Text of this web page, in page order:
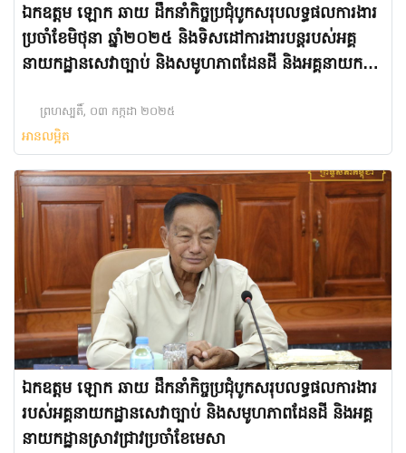
ឯកឧត្តម ឡោក ឆាយ ដឹកនាំកិច្ចប្រជុំបូកសរុបលទ្ធផលការងារ
ប្រចាំខែមិថុនា ឆ្នាំ២០២៥ និងទិសដៅការងារបន្តរបស់អគ្គ
នាយកដ្ឋានសេវាច្បាប់ និងសមូហភាពដែនដី និងអគ្គនាយក
ព្រហស្បតិ៍, ០៣ កក្កដា ២០២៥
អានលម្អិត
ឯកឧត្តម ឡោក ឆាយ ដឹកនាំកិច្ចប្រជុំបូកសរុបលទ្ធផលការងារ
របស់អគ្គនាយកដ្ឋានសេវាច្បាប់ និងសមូហភាពដែនដី និងអគ្គ
នាយកដ្ឋានស្រាវជ្រាវប្រចាំខែមេសា